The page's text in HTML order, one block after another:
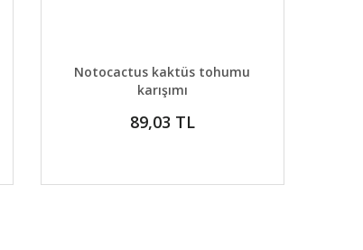
DETAYLAR GELİNCE HABER VER
Notocactus kaktüs tohumu
karışımı
89,03 TL